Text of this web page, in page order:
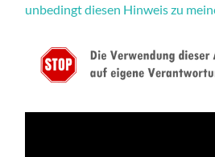
unbedingt diesen Hinweis zu